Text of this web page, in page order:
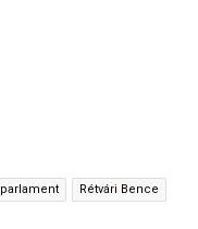
parlament Rétvári Bence